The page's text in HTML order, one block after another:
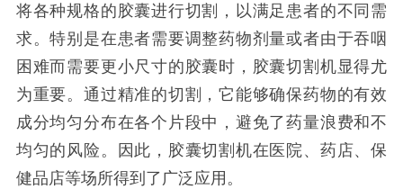
将各种规格的胶囊进行切割，以满足患者的不同需
求。特别是在患者需要调整药物剂量或者由于吞咽
困难而需要更小尺寸的胶囊时，胶囊切割机显得尤
为重要。通过精准的切割，它能够确保药物的有效
成分均匀分布在各个片段中，避免了药量浪费和不
均匀的风险。因此，胶囊切割机在医院、药店、保
健品店等场所得到了广泛应用。